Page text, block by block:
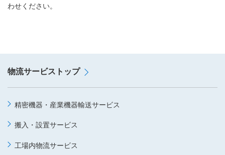
わせください。
物流サービストップ
精密機器・産業機器輸送サービス
搬入・設置サービス
工場内物流サービス